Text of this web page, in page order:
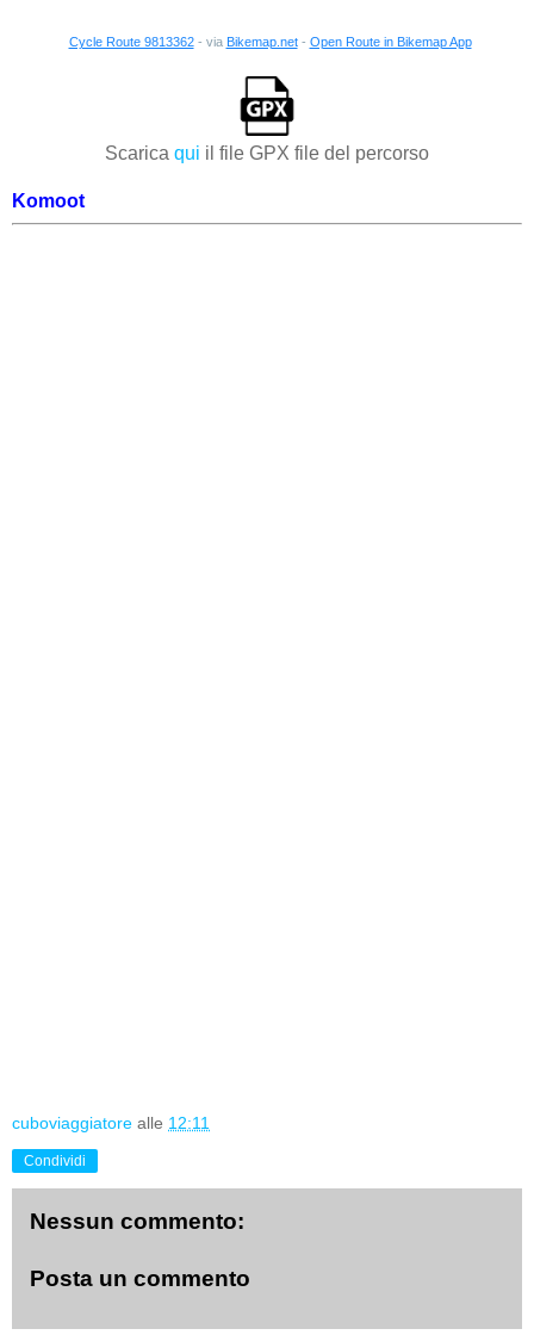
Cycle Route 9813362- via Bikemap.net- Open Route in Bikemap App
Scarica qui il file GPX file del percorso
Komoot
cuboviaggiatore alle 12:11
Condividi
Nessun commento:
Posta un commento